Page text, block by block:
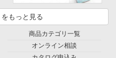
もっと見る
商品カテゴリ一覧
オンライン相談